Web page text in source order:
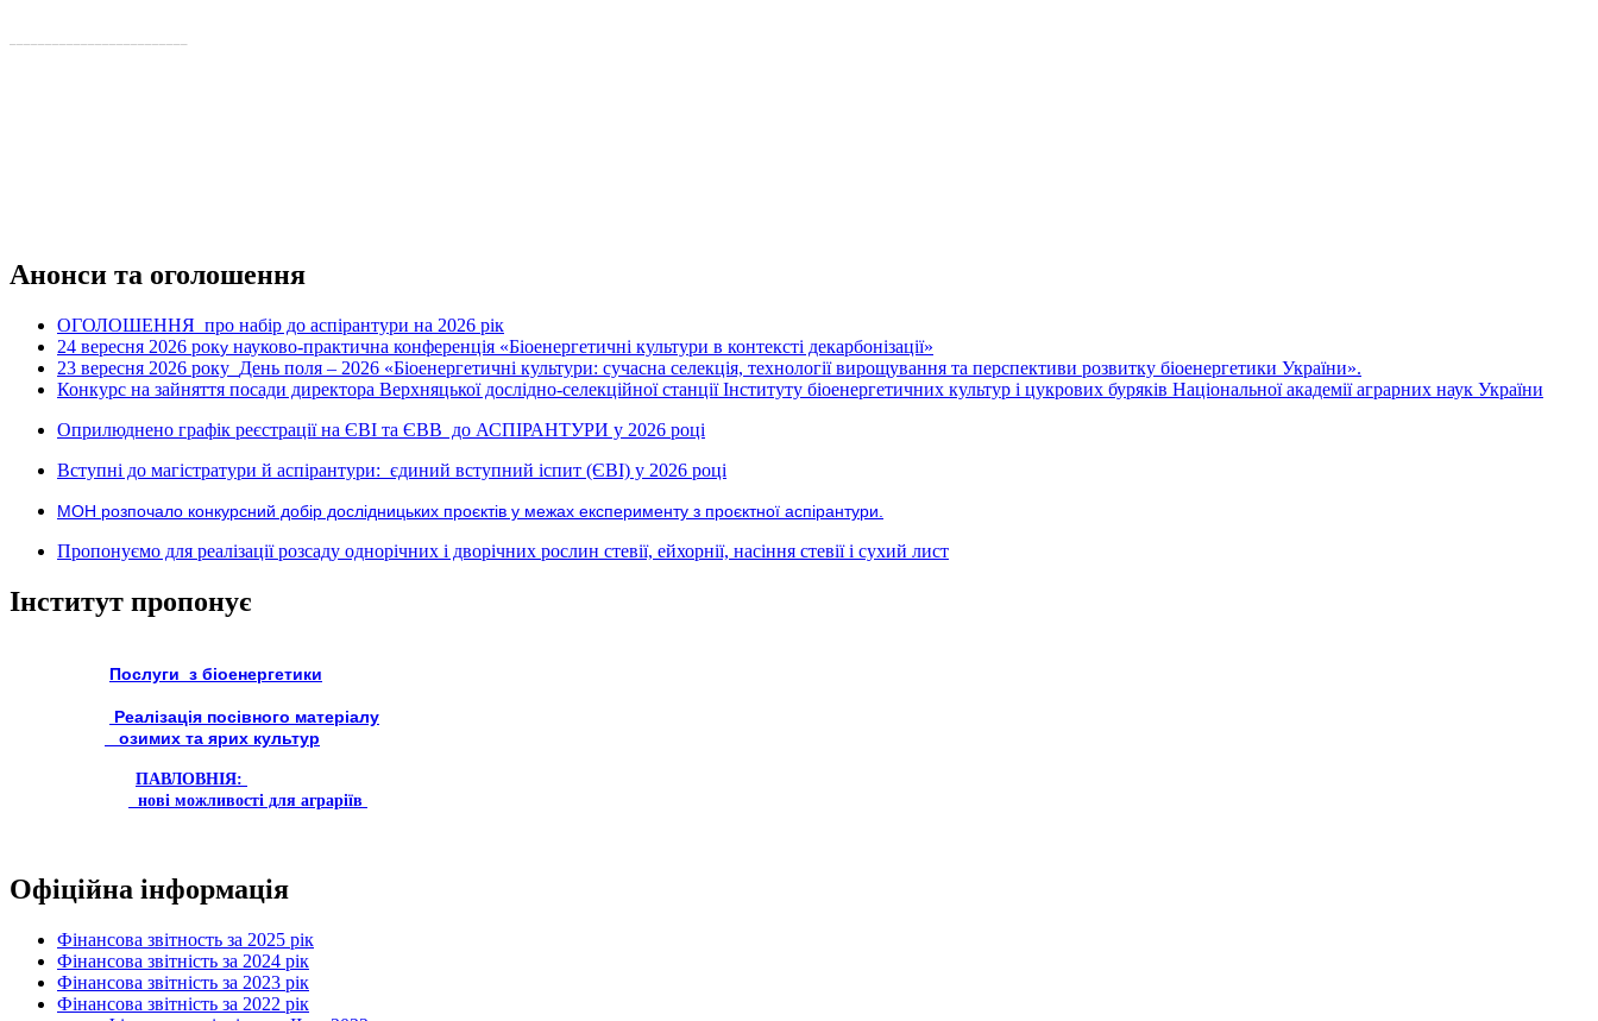
Анонси та оголошення
ОГОЛОШЕННЯ про набір до аспірантури на 2026 рік
24 вересня 2026 року науково-практична конференція «Біоенергетичні культури в контексті декарбонізації»
23 вересня 2026 року День поля – 2026 «Біоенергетичні культури: сучасна селекція, технології вирощування та перспективи розвитку біоенергетики України».
Конкурс на зайняття посади директора Верхняцької дослідно-селекційної станції Інституту біоенергетичних культур і цукрових буряків Національної академії аграрних наук України
Оприлюднено графік реєстрації на ЄВІ та ЄВВ до АСПІРАНТУРИ у 2026 році
Вступні до магістратури й аспірантури: єдиний вступний іспит (ЄВІ) у 2026 році
МОН розпочало конкурсний добір дослідницьких проєктів у межах експерименту з проєктної аспірантури.
Пропонуємо для реалізації розсаду однорічних і дворічних рослин стевії, ейхорнії, насіння стевії і сухий лист
Інститут пропонує
Послуги з біоенергетики
Реалізація посівного матеріалу
озимих та ярих культур
ПАВЛОВНІЯ:
нові можливості для аграріїв
Офіційна інформація
Фінансова звітность за 2025 рік
Фінансова звітність за 2024 рік
Фінансова звітність за 2023 рік
Фінансова звітність за 2022 рік